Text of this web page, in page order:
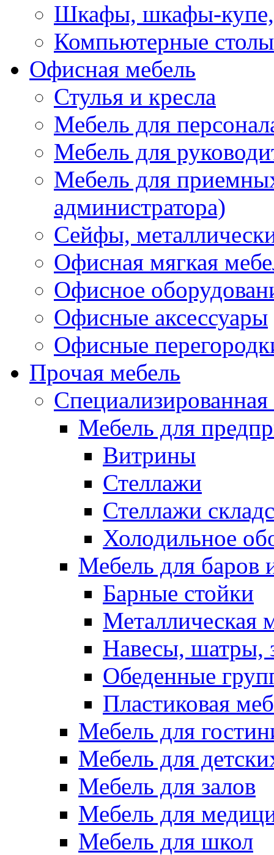
Шкафы, шкафы-купе,
Компьютерные столы
Офисная мебель
Стулья и кресла
Мебель для
Мебель для
Мебель для
администратора)
Сейфы,
Офисная мягкая
Офисное
Офисные аксессуары
Офисные
Прочая мебель
Специализированная
Мебель для
Витрины
Стеллажи
Стеллажи
Холодильное
Мебель для баров
Барные стойки
Металлическая
Навесы, шатры,
Обеденные
Пластиковая
Мебель для
Мебель для
Мебель для залов
Мебель для
Мебель для школ